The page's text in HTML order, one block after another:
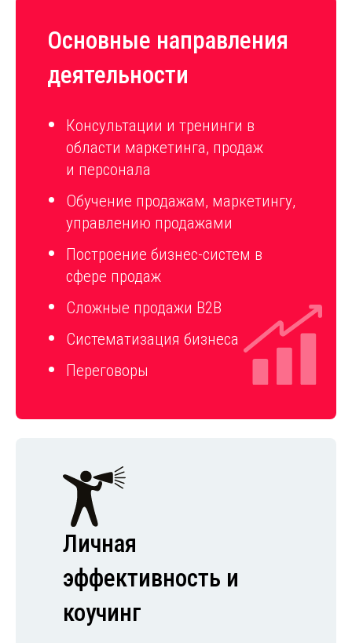
Основные направления
деятельности
Консультации и тренинги в
области маркетинга, продаж
и персонала
Обучение продажам, маркетингу,
управлению продажами
Построение бизнес-систем в
сфере продаж
Сложные продажи B2B
Систематизация бизнеса
Переговоры
Личная
эффективность и
коучинг